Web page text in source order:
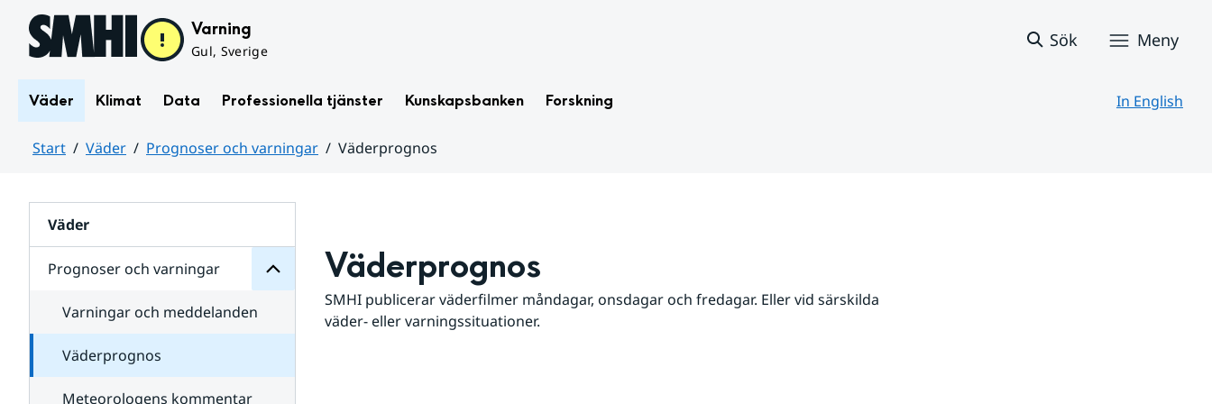
Hoppa till sidans innehåll Varning
Gul, Sverige
Sök Meny
Väder Klimat Data Professionella tjänster Kunskapsbanken Forskning In English
Start Väder Prognoser och varningar
Väderprognos
Väder
Prognoser och varningar
för
varningar
Varningar och meddelanden
Väderprognos
Meteorologens kommentar
Väderprognos
SMHI publicerar väderfilmer måndagar, onsdagar och fredagar. Eller vid särskilda
väder- eller varningssituationer.